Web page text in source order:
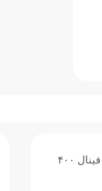
ایران